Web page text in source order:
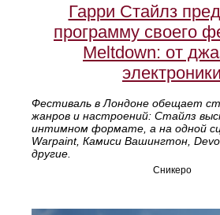
Гарри Стайлз
программу своего
Meltdown: от
электроники
Фестиваль в Лондоне обещает
жанров и настроений: Стайлз
интимном формате, а на одной
Warpaint, Камиси Вашингтон,
другие.
Сникеро